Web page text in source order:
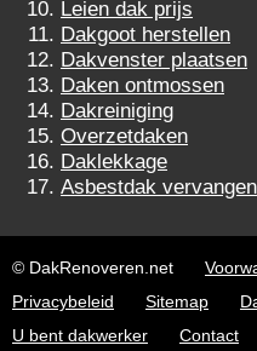
Leien dak prijs
Dakgoot herstellen
Dakvenster plaatsen
Daken ontmossen
Dakreiniging
Overzetdaken
Daklekkage
Asbestdak vervangen
© DakRenoveren.net
Privacybeleid
Sitemap
U bent dakwerker
Contact